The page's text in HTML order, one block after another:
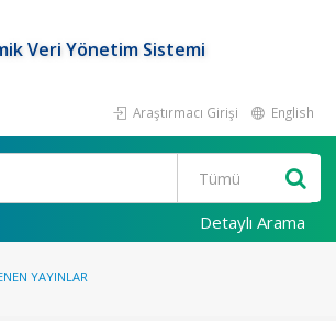
Veri Yönetim Sistemi
Araştırmacı Girişi English
Detaylı Arama
YAYINLAR